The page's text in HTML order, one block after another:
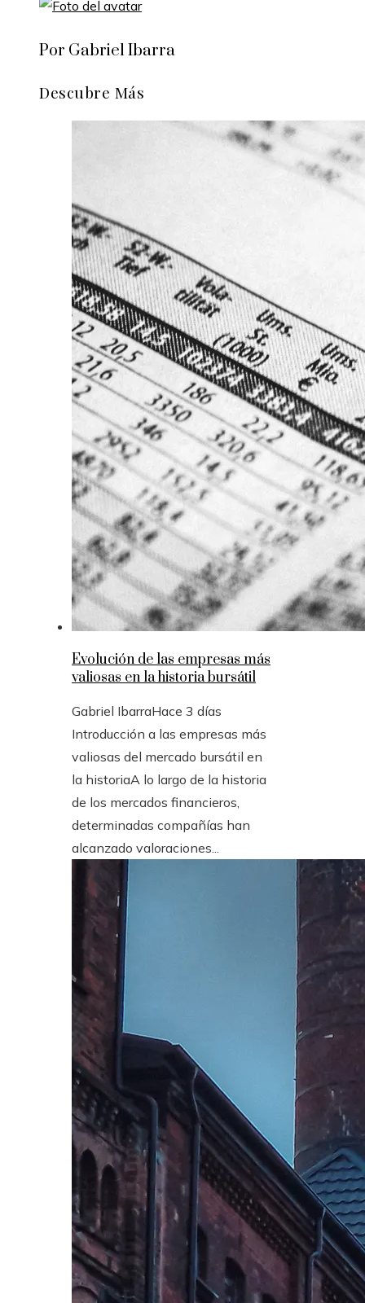
Por Gabriel Ibarra
Descubre Más
Evolución de las empresas más
valiosas en la historia bursátil
Gabriel IbarraHace 3 días
Introducción a las empresas más
valiosas del mercado bursátil en
la historiaA lo largo de la historia
de los mercados financieros,
determinadas compañías han
alcanzado valoraciones...